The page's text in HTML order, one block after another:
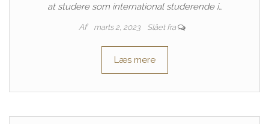
at studere som international studerende i…
Af marts 2, 2023 Slået fra
Læs mere